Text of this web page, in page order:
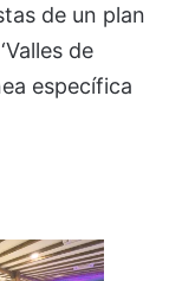
de un plan
de
específica